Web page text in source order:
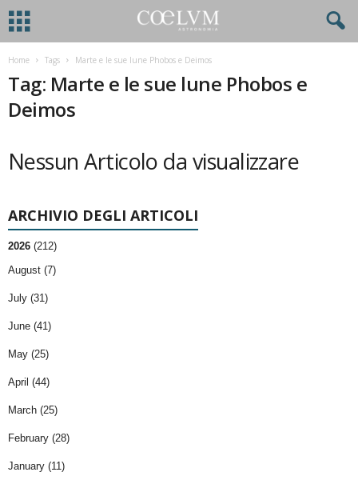
Home Tags Marte e le sue lune Phobos e Deimos
Tag: Marte e le sue lune Phobos e
Deimos
Nessun Articolo da visualizzare
ARCHIVIO DEGLI ARTICOLI
2026 (212)
August (7)
July (31)
June (41)
May (25)
April (44)
March (25)
February (28)
January (11)